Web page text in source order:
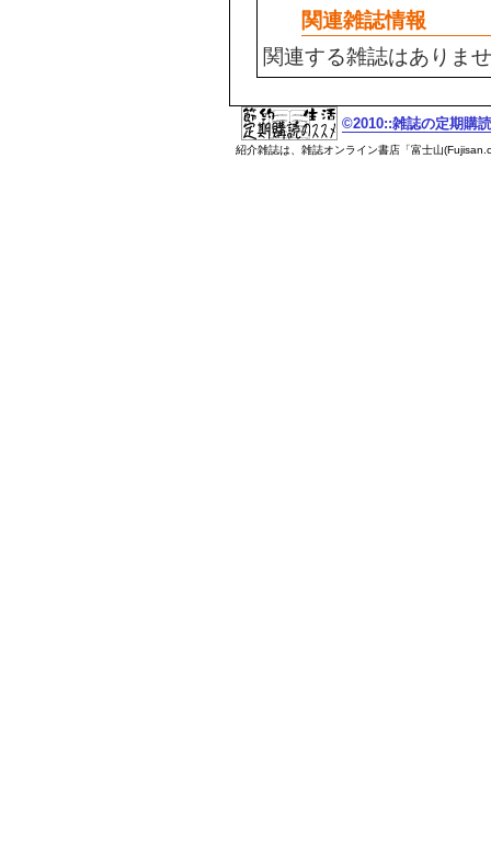
関連雑誌情報
関連する雑誌はありま
©2010::雑誌の定期購
紹介雑誌は、雑誌オンライン書店「富士山